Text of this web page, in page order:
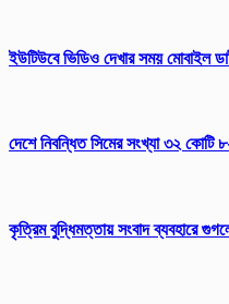
ইউটিউবে ভিডিও দেখার সময় মোবাইল
দেশে নিবন্ধিত সিমের সংখ্যা ৩২ কোটি
কৃত্রিম বুদ্ধিমত্তায় সংবাদ ব্যবহারে